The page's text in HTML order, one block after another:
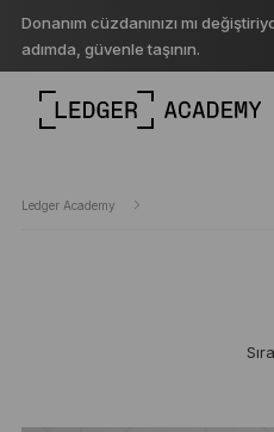
Donanım cüzdanınızı mı
adımda, güvenle taşının.
Ledger Academy